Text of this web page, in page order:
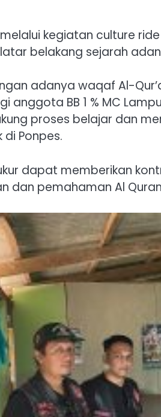
kegiatan culture
belakang sejarah
adanya waqaf Al-
anggota BB 1 % MC
proses belajar dan
Ponpes.
dapat memberikan
dan pemahaman Al